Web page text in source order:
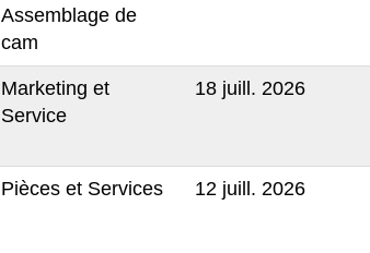
Assemblage de
cam
Marketing et
Service
18 juill. 2026
Pièces et Services 12 juill. 2026